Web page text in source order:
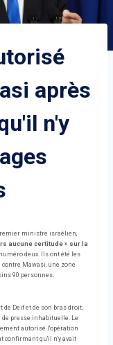
après
n'y
ministre israélien,
aucune certitude » sur la
deux. Ils ont été les
Mawasi, une zone
90 personnes.
Deif et de son bras droit,
de presse inhabituelle. Le
autorisé l'opération
confirmant qu'il n'y avait